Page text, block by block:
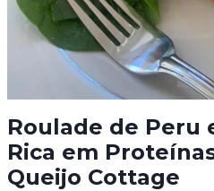
Roulade de Peru
Rica em
Queijo Cottage